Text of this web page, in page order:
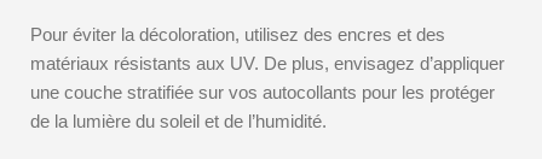
Pour éviter la décoloration, utilisez des encres et des
matériaux résistants aux UV. De plus, envisagez d’appliquer
une couche stratifiée sur vos autocollants pour les protéger
de la lumière du soleil et de l’humidité.